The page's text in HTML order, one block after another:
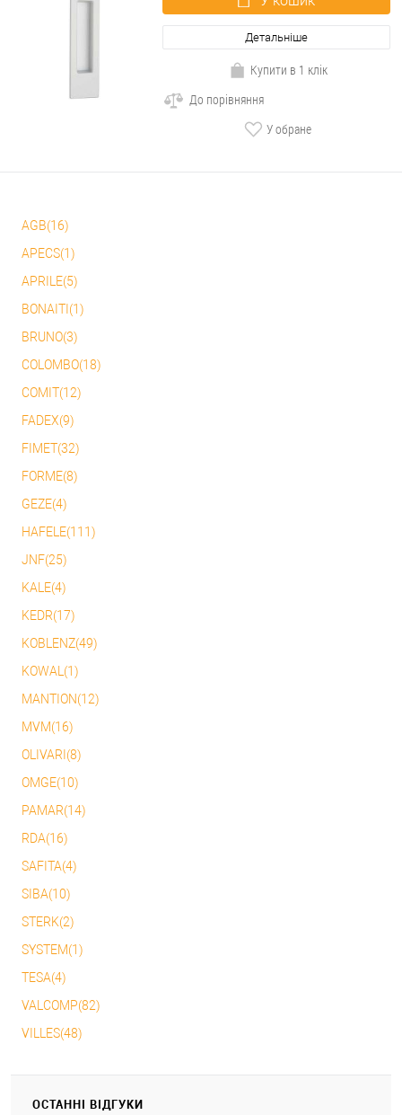
Детальніше
Купити в 1 клік
До порівняння
У обране
AGB(16)
APECS(1)
APRILE(5)
BONAITI(1)
BRUNO(3)
COLOMBO(18)
COMIT(12)
FADEX(9)
FIMET(32)
FORME(8)
GEZE(4)
HAFELE(111)
JNF(25)
KALE(4)
KEDR(17)
KOBLENZ(49)
KOWAL(1)
MANTION(12)
MVM(16)
OLIVARI(8)
OMGE(10)
PAMAR(14)
RDA(16)
SAFITA(4)
SIBA(10)
STERK(2)
SYSTEM(1)
TESA(4)
VALCOMP(82)
VILLES(48)
ОСТАННІ ВІДГУКИ